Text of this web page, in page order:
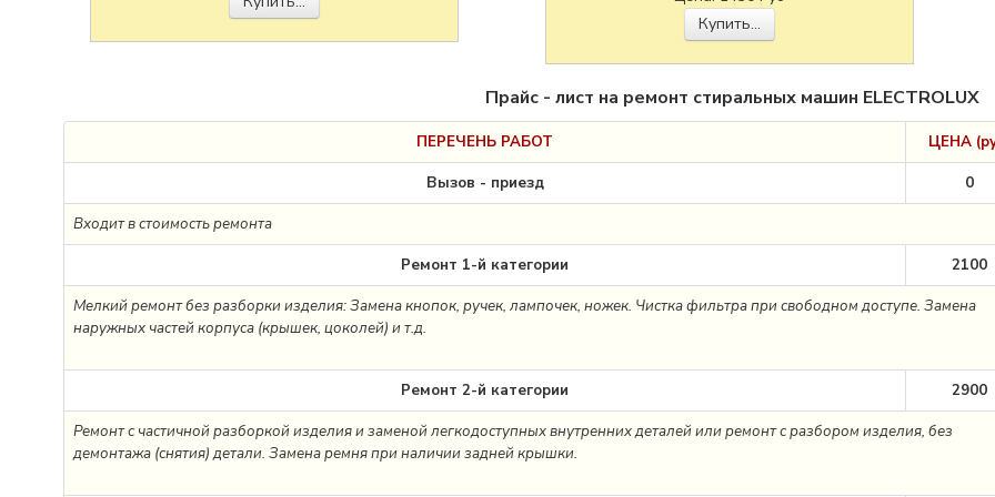
Купить...
Прайс - лист на ремонт стиральных машин ELECTROLUX
ПЕРЕЧЕНЬ РАБОТ ЦЕНА
Вызов - приезд 0
Входит в стоимость ремонта
Ремонт 1-й категории 2100
Мелкий ремонт без разборки изделия: Замена кнопок, ручек, лампочек, ножек. Чистка фильтра при свободном доступе. Замена
наружных частей корпуса (крышек, цоколей) и т.д.
Ремонт 2-й категории 2900
Ремонт с частичной разборкой изделия и заменой легкодоступных внутренних деталей или ремонт с разбором изделия, без
демонтажа (снятия) детали. Замена ремня при наличии задней крышки.